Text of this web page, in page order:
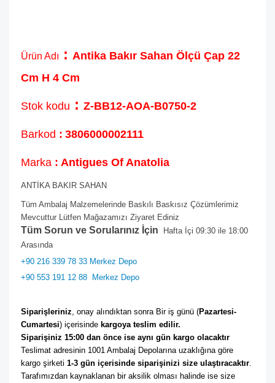
Ürün Adı : Antika Bakır Sahan Ölçü Çap 22
Cm H 4 Cm
Stok kodu : Z-BB12-AOA-B0750-2
Barkod : 3806000002111
Marka : Antigues Of Anatolia
ANTİKA BAKIR SAHAN
Tüm Ambalaj Malzemelerinde Baskılı Baskısız Çözümlerimiz
Mevcuttur Lütfen Mağazamızı Ziyaret Ediniz
Tüm Sorun ve Sorularınız İçin Hafta İçi 09:30 ile 18:00
Arasında
+90 216 339 78 33 Merkez Depo
+90 553 191 12 88 Merkez Depo
Siparişleriniz , onay alındıktan sonra Bir iş günü (Pazartesi-
Cumartesi) içerisinde kargoya teslim edilir.
Siparişiniz 15:00 dan önce ise aynı gün kargo olacaktır
Teslimat adresinin 1001 Ambalaj Depolarına uzaklığına göre
kargo şirketi 1-3 gün içerisinde siparişinizi size ulaştıracaktır
Tarafımızdan kaynaklanan bir aksilik olması halinde ise size